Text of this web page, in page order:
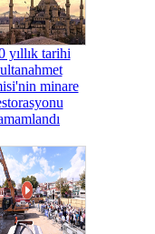
yıllık tarihi
minare